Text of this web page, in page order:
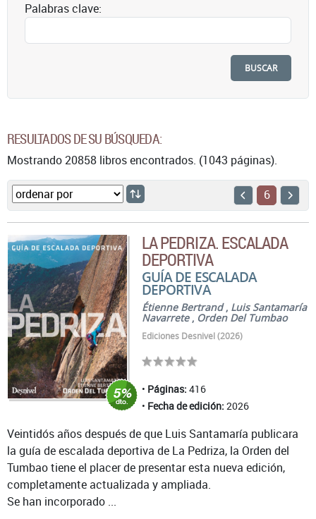
Palabras clave:
BUSCAR
RESULTADOS DE SU BÚSQUEDA:
Mostrando 20858 libros encontrados. (1043 páginas).
6
LA PEDRIZA. ESCALADA
DEPORTIVA
GUÍA DE ESCALADA
DEPORTIVA
Étienne Bertrand, Luis Santamaría
Navarrete, Orden Del Tumbao
Ediciones Desnivel (2026)
Páginas: 416
Fecha de edición: 2026
Veintidós años después de que Luis Santamaría publicara
la guía de escalada deportiva de La Pedriza, la Orden del
Tumbao tiene el placer de presentar esta nueva edición,
completamente actualizada y ampliada.
Se han incorporado ...